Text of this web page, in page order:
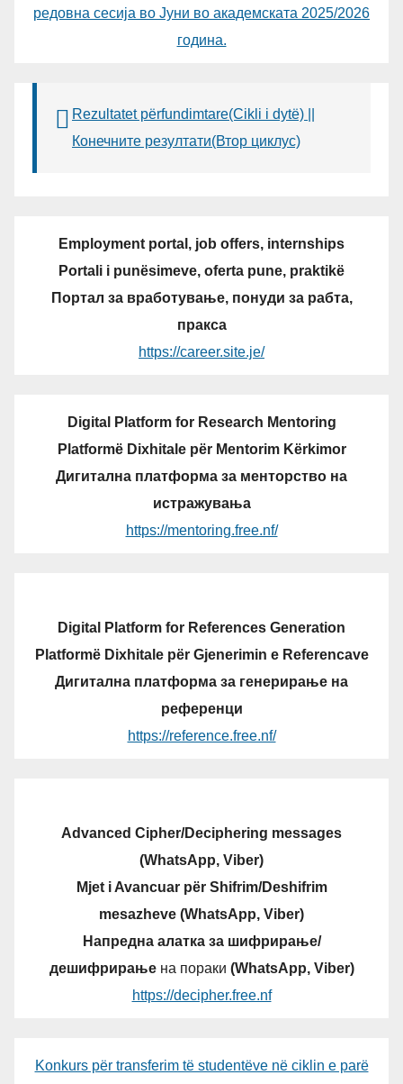
редовна сесија во Јуни во академската 2025/2026
година.
Rezultatet përfundimtare(Cikli i dytë) ||
Конечните резултати(Втор циклус)
Employment portal, job offers, internships
Portali i punësimeve, oferta pune, praktikë
Портал за вработување, понуди за рабта,
пракса
https://career.site.je/
Digital Platform for Research Mentoring
Platformë Dixhitale për Mentorim Kërkimor
Дигитална платформа за менторство на
истражувања
https://mentoring.free.nf/
Digital Platform for References Generation
Platformë Dixhitale për Gjenerimin e Referencave
Дигитална платформа за генерирање на
референци
https://reference.free.nf/
Advanced Cipher/Deciphering messages
(WhatsApp, Viber)
Mjet i Avancuar për Shifrim/Deshifrim
mesazheve (WhatsApp, Viber)
Напредна алатка за шифрирање/
дешифрирањена пораки (WhatsApp, Viber)
https://decipher.free.nf
Konkurs për transferim të studentëve në ciklin e parë